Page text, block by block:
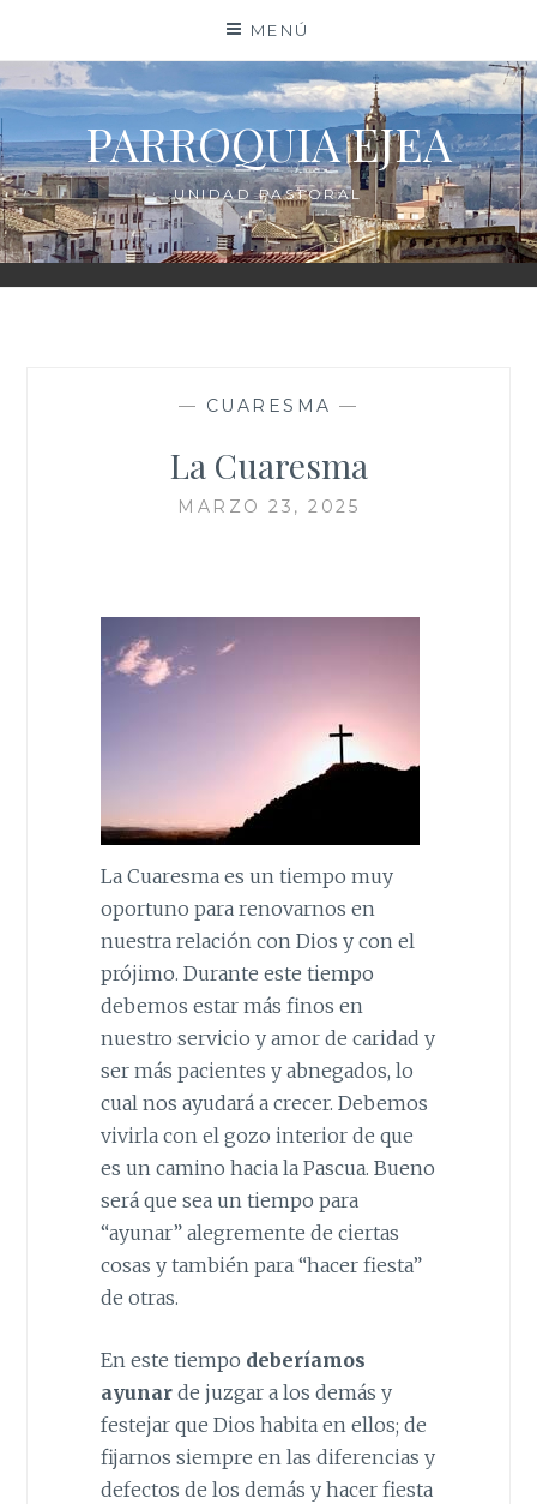
contenido
MENÚ
PARROQUIA EJEA
UNIDAD PASTORAL
— CUARESMA —
La Cuaresma
MARZO 23, 2025
La Cuaresma es un tiempo muy
oportuno para renovarnos en
nuestra relación con Dios y con el
prójimo. Durante este tiempo
debemos estar más finos en
nuestro servicio y amor de caridad y
ser más pacientes y abnegados, lo
cual nos ayudará a crecer. Debemos
vivirla con el gozo interior de que
es un camino hacia la Pascua. Bueno
será que sea un tiempo para
“ayunar” alegremente de ciertas
cosas y también para “hacer fiesta”
de otras.
En este tiempo deberíamos
ayunarde juzgar a los demás y
festejar que Dios habita en ellos; de
fijarnos siempre en las diferencias y
defectos de los demás y hacer fiesta